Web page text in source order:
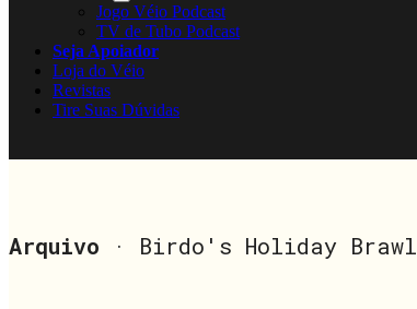
Jogo Véio Podcast
TV de Tubo Podcast
Seja Apoiador
Loja do Véio
Revistas
Tire Suas Dúvidas
Arquivo · Birdo's Holiday Brawl